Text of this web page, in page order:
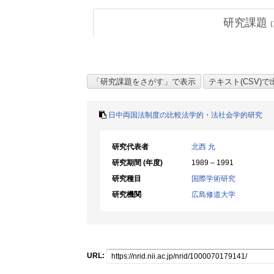
研究課題 (
日中両国法制度の比較法学的・法社会学的研究
研究代表者
北西 允
研究期間 (年度)
1989 – 1991
研究種目
国際学術研究
研究機関
広島修道大学
URL: